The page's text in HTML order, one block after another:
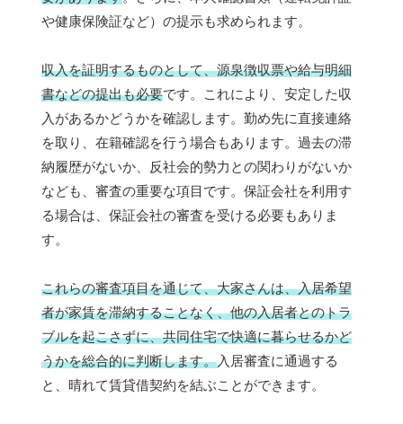
や健康保険証など）の提示も求められます。
収入を証明するものとして、源泉徴収票や給与明細
書などの提出も必要です。これにより、安定した収
入があるかどうかを確認します。勤め先に直接連絡
を取り、在籍確認を行う場合もあります。過去の滞
納履歴がないか、反社会的勢力との関わりがないか
なども、審査の重要な項目です。保証会社を利用す
る場合は、保証会社の審査を受ける必要もありま
す。
これらの審査項目を通じて、大家さんは、入居希望
者が家賃を滞納することなく、他の入居者とのトラ
ブルを起こさずに、共同住宅で快適に暮らせるかど
うかを総合的に判断します。入居審査に通過する
と、晴れて賃貸借契約を結ぶことができます。